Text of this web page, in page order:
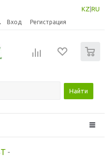
KZ RU
Вход Регистрация
Найти
-